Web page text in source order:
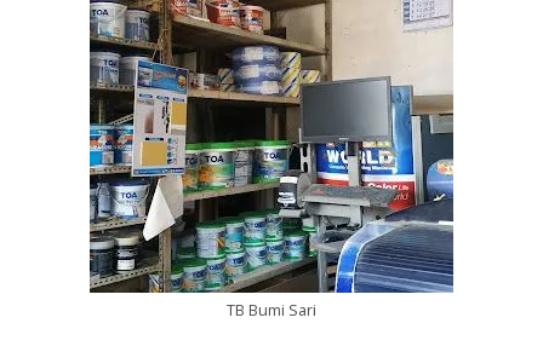
TB Bumi Sari